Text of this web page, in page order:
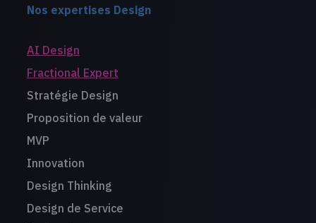
Nos expertises Design
AI Design
Fractional Expert
Stratégie Design
Proposition de valeur
MVP
Innovation
Design Thinking
Design de Service